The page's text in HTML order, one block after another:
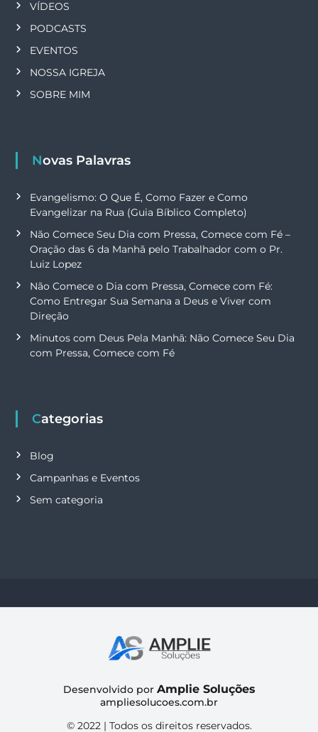
VÍDEOS
PODCASTS
EVENTOS
NOSSA IGREJA
SOBRE MIM
Novas Palavras
Evangelismo: O Que É, Como Fazer e Como
Evangelizar na Rua (Guia Bíblico Completo)
Não Comece Seu Dia com Pressa, Comece com Fé –
Oração das 6 da Manhã pelo Trabalhador com o Pr.
Luiz Lopez
Não Comece o Dia com Pressa, Comece com Fé:
Como Entregar Sua Semana a Deus e Viver com
Direção
Minutos com Deus Pela Manhã: Não Comece Seu Dia
com Pressa, Comece com Fé
Categorias
Blog
Campanhas e Eventos
Sem categoria
Desenvolvido por Amplie Soluções
ampliesolucoes.com.br
© 2022 | Todos os direitos reservados.